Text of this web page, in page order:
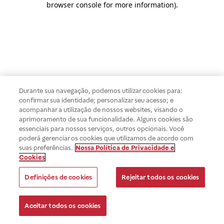
browser console for more information).
Durante sua navegação, podemos utilizar cookies para:
confirmar sua identidade; personalizar seu acesso; e
acompanhar a utilização de nossos websites, visando o
aprimoramento de sua funcionalidade. Alguns cookies são
essenciais para nossos serviços, outros opcionais. Você
poderá gerenciar os cookies que utilizamos de acordo com
suas preferências. Nossa Política de Privacidade e
Cookies
Definições de cookies Rejeitar todos os cookies
Aceitar todos os cookies